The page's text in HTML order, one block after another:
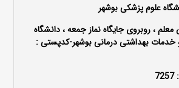
علوم پزشکی بوشهر
، روبروی جایگاه نماز جمعه ، دانشگاه
خدمات بهداشتی درمانی بوشهر-کدپستی :